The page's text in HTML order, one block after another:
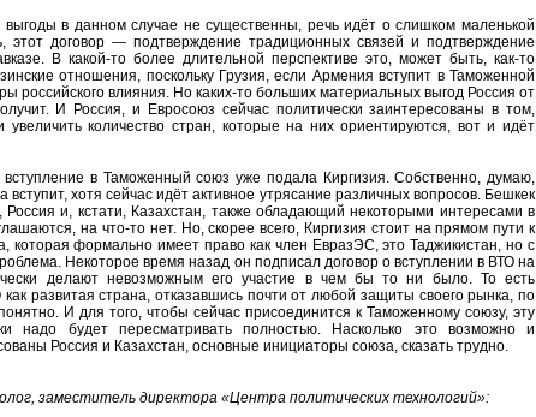
выгоды в данном случае не существенны, речь идёт о слишком маленькой
этот договор — подтверждение традиционных связей и подтверждение
В какой-то более длительной перспективе это, может быть, как-то
отношения, поскольку Грузия, если Армения вступит в Таможенной
российского влияния. Но каких-то больших материальных выгод Россия от
И Россия, и Евросоюз сейчас политически заинтересованы в том,
увеличить количество стран, которые на них ориентируются, вот и идёт
в Таможенный союз уже подала Киргизия. Собственно, думаю,
вступит, хотя сейчас идёт активное утрясание различных вопросов. Бешкек
Россия и, кстати, Казахстан, также обладающий некоторыми интересами в
на что-то нет. Но, скорее всего, Киргизия стоит на прямом пути к
которая формально имеет право как член ЕвразЭС, это Таджикистан, но с
Некоторое время назад он подписал договор о вступлении в ВТО на
делают невозможным его участие в чем бы то ни было. То есть
как развитая страна, отказавшись почти от любой защиты своего рынка, по
И для того, чтобы сейчас присоединится к Таможенному союзу, эту
надо будет пересматривать полностью. Насколько это возможно и
Россия и Казахстан, основные инициаторы союза, сказать трудно.
заместитель директора «Центра политических технологий»: